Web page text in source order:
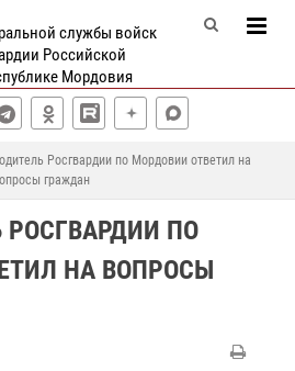
службы войск
Российской
Мордовия
Росгвардии по Мордовии ответил на
граждан
РОСГВАРДИИ ПО
НА ВОПРОСЫ